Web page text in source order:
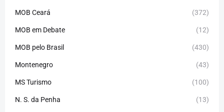
MOB Ceará (372)
MOB em Debate (12)
MOB pelo Brasil (430)
Montenegro (43)
MS Turismo (100)
N. S. da Penha (13)